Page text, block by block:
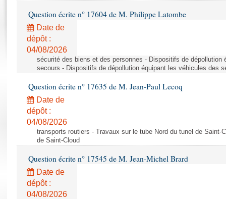
Rapports législatifs
Rapports sur l'application des lois
Baromètre de l’application des lois
Dossiers législatifs
Budget et sécurité sociale
Questions écrites et orales
Comptes rendus des débats
Question écrite n° 17604 de M. Philippe Latombe
Date de
dépôt :
04/08/2026
sécurité des biens et des personnes - Dispositifs de
secours - Dispositifs de dépollution équipant les véhicules des
Question écrite n° 17635 de M. Jean-Paul Lecoq
Date de
dépôt :
04/08/2026
transports routiers - Travaux sur le tube Nord du tunel de Saint-
de Saint-Cloud
Question écrite n° 17545 de M. Jean-Michel Brard
Date de
dépôt :
04/08/2026